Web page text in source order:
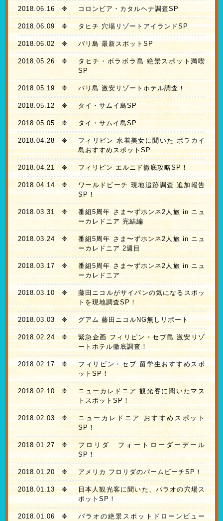
2018.06.16❊ コロンビア・カタルヘナ調査SP
2018.06.09 ❊ タヒチ 穴場リゾートアイランドSP
2018.06.02 ❊ バリ島 最新スポットSP
2018.05.26 ❊
タヒチ・ボラボラ島 絶景スポット満喫
SP
2018.05.19 ❊ バリ島 激安リゾートホテル調査！
2018.05.12 ❊ タイ・サムイ島SP
2018.05.05 ❊ タイ・サムイ島SP
2018.04.28 ❊
フィリピン 水着美女に聞いた ボラカイ
島おすすめスポットSP
2018.04.21 ❊ フィリピン エルニド徹底攻略SP！
2018.04.14 ❊
ワールドビーチ 現地追跡調査 追加報告
SP！
2018.03.31 ❊
番組5周年 さま〜ずホンネ2人旅 in ニュ
ーカレドニア 完結編
2018.03.24 ❊
番組5周年 さま〜ずホンネ2人旅 in ニュ
ーカレドニア 2週目
2018.03.17 ❊
番組5周年 さま〜ずホンネ2人旅 in ニュ
ーカレドニア
2018.03.10 ❊
藤田ニコルがサイパンの気になるスポッ
トを現地調査SP！
2018.03.03❊ グアム 藤田ニコルNG無しリポート
2018.02.24❊
緊急企画 フィリピン・セブ島 激安リゾ
ートホテル徹底調査！
2018.02.17 ❊
フィリピン・セブ 留学生おすすめスポ
ットSP！
2018.02.10 ❊
ニューカレドニア 観光客に聞いたマス
トスポットSP！
2018.02.03 ❊
ニューカレドニア おすすめスポット
SP！
2018.01.27 ❊
フロリダ フォートローダーデール
SP！
2018.01.20 ❊ アメリカ フロリダのパームビーチSP！
2018.01.13❊
日本人観光客に聞いた、パラオの穴場ス
ポットSP！
2018.01.06 ❊
パラオの絶景スポットドローンビュー